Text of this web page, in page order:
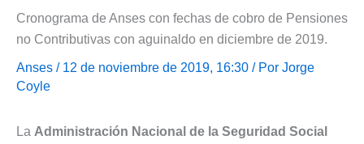
Cronograma de Anses con fechas de cobro de Pensiones
no Contributivas con aguinaldo en diciembre de 2019.
Anses / 12 de noviembre de 2019, 16:30 / Por Jorge
Coyle
La Administración Nacional de la Seguridad Social